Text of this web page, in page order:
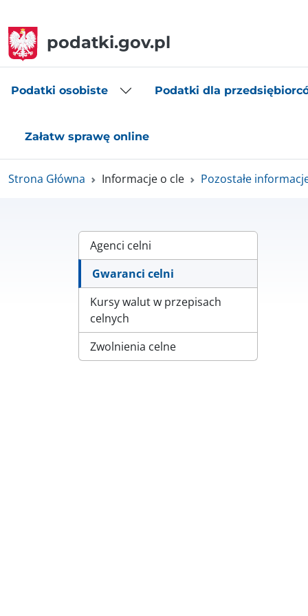
podatki.gov.pl
Podatki osobiste Podatki dla
Załatw sprawę online
Strona Główna Informacje o cle Pozostałe
Agenci celni
Gwaranci celni
Kursy walut w przepisach
celnych
Zwolnienia celne